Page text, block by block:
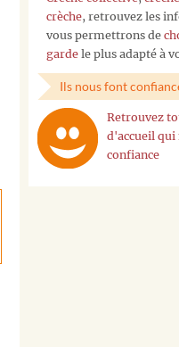
crèche, retrouvez les
vous permettrons de
garde le plus adapté à
Ils nous font
Retrouvez
d'accueil qui
confiance